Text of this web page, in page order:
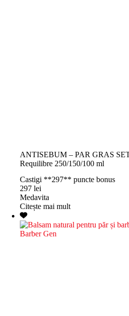
ANTISEBUM – PAR GRAS
Requilibre 250/150/100 ml
Castigi **297** puncte bonus
297 lei
Medavita
Citește mai mult